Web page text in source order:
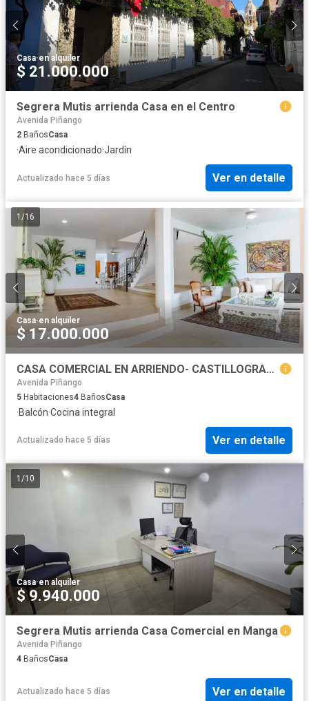
Casa·en alquiler
$ 21.000.000
Segrera Mutis arrienda Casa en el Centro
Avenida Piñango
2 BañosCasa
·Aire acondicionado·Jardín
Actualizado hace 5 días Ver en detalle
1 /16
Casa·en alquiler
$ 17.000.000
CASA COMERCIAL EN ARRIENDO- CASTILLOGRANDE
Avenida Piñango
5 Habitaciones4 BañosCasa
·Balcón·Cocina integral
Actualizado hace 5 días Ver en detalle
1 /10
Casa·en alquiler
$ 9.940.000
Segrera Mutis arrienda Casa Comercial en Manga
Avenida Piñango
4 BañosCasa
Actualizado hace 5 días Ver en detalle